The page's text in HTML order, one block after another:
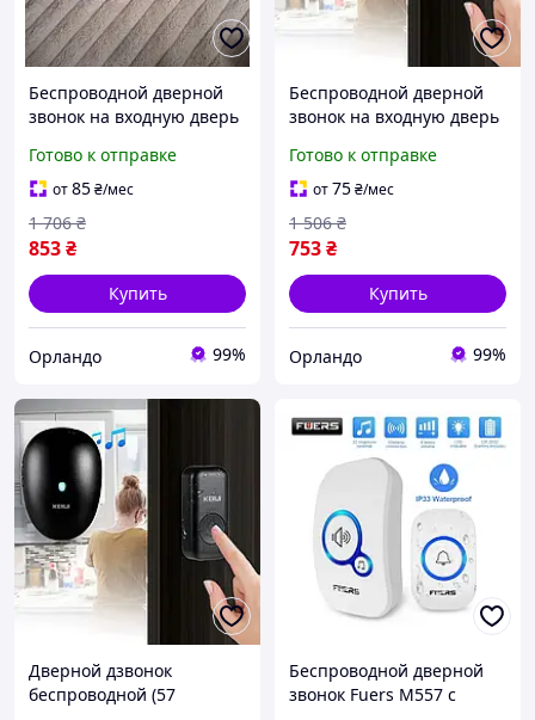
Беспроводной дверной
звонок на входную дверь
Беспроводной звонок на
дверь для улицы, OLN
Готово к отправке
от85₴/мес
853₴
1 706 ₴
Купить
Орландо 99%
Беспроводной дверной
звонок на входную дверь
Электрический звонок
для квартиры, OLN
Готово к отправке
от75₴/мес
753₴
1 506 ₴
Купить
Орландо 99%
Дверной дзвонок
беспроводной (57
Беспроводной дверной
звонок Fuers M557 с